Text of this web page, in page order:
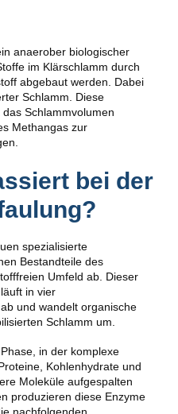
anaerober biologischer
im Klärschlamm durch
abgebaut werden. Dabei
Schlamm. Diese
Schlammvolumen
Methangas zur
bei der
spezialisierte
Bestandteile des
Umfeld ab. Dieser
in vier
und wandelt organische
Schlamm um.
in der komplexe
Kohlenhydrate und
Moleküle aufgespalten
produzieren diese Enzyme